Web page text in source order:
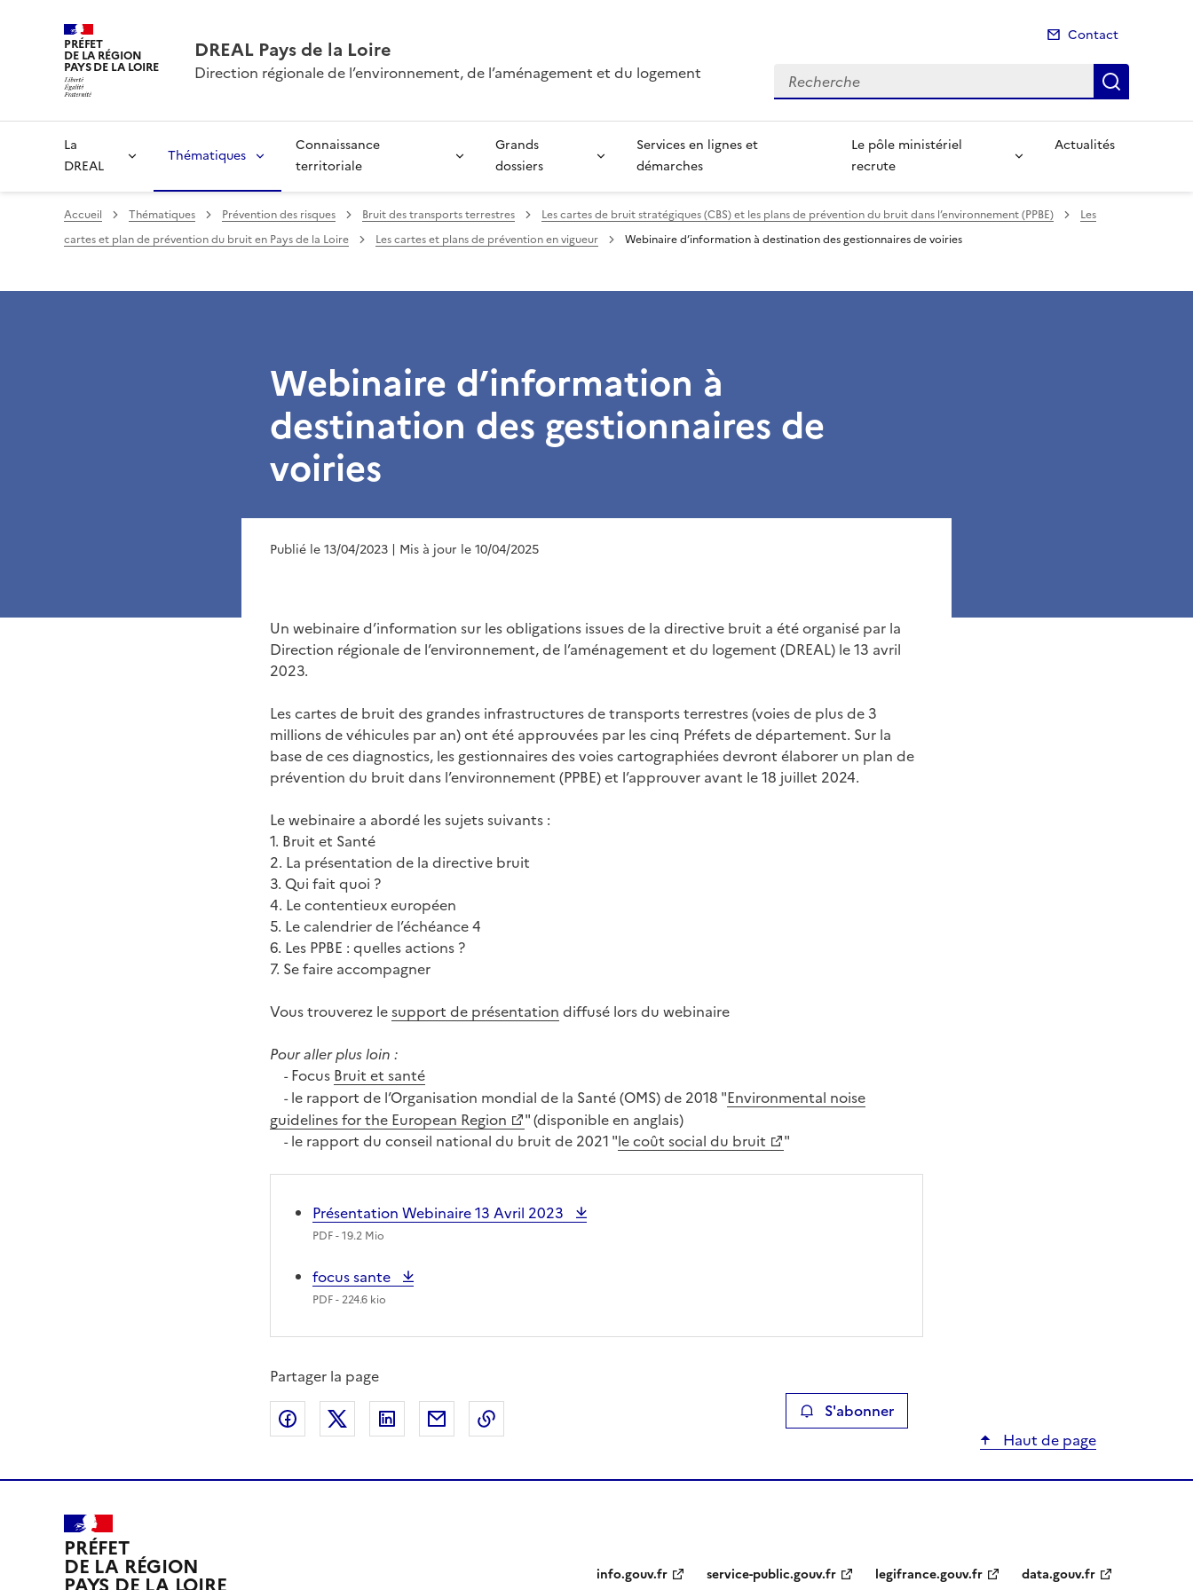
PRÉFET
DE LA RÉGION
PAYS DE LA LOIRE
DREAL Pays de la Loire
Direction régionale de l’environnement, de l’aménagement et du logement
Contact
Recherche
La
DREAL
Thématiques
Connaissance
territoriale
Grands
dossiers
Services en lignes et
démarches
Le pôle ministériel
recrute
Actualités
Accueil Thématiques Prévention des risques Bruit des transports terrestres Les cartes de bruit stratégiques (CBS) et les plans de prévention du bruit dans l’environnement (PPBE)
Les
cartes et plan de prévention du bruit en Pays de la Loire
Les cartes et plans de prévention en vigueur Webinaire d’information à destination des gestionnaires de voiries
Webinaire d’information à
destination des gestionnaires de
voiries
Publié le 13/04/2023 | Mis à jour le 10/04/2025
Un webinaire d’information sur les obligations issues de la directive bruit a été organisé par la
Direction régionale de l’environnement, de l’aménagement et du logement (DREAL) le 13 avril
2023.
Les cartes de bruit des grandes infrastructures de transports terrestres (voies de plus de 3
millions de véhicules par an) ont été approuvées par les cinq Préfets de département. Sur la
base de ces diagnostics, les gestionnaires des voies cartographiées devront élaborer un plan de
prévention du bruit dans l’environnement (PPBE) et l’approuver avant le 18 juillet 2024.
Le webinaire a abordé les sujets suivants :
1. Bruit et Santé
2. La présentation de la directive bruit
3. Qui fait quoi ?
4. Le contentieux européen
5. Le calendrier de l’échéance 4
6. Les PPBE : quelles actions ?
7. Se faire accompagner
Vous trouverez lesupport de présentation diffusé lors du webinaire
Pour aller plus loin :
-Focus Bruit et santé
-le rapport de l’Organisation mondial de la Santé (OMS) de 2018 "Environmental noise
guidelines for the European Region
" (disponible en anglais)
-le rapport du conseil national du bruit de 2021 "le coût social du bruit "
Présentation Webinaire 13 Avril 2023
PDF- 19.2 Mio
focus sante
PDF- 224.6 kio
Partager la page
Partager sur Facebook
Partager sur XPartager sur LinkedIn
Partager par emailCopier le lien de la page dans le presse-papier S'abonner
Haut de page
PRÉFET
DE LA RÉGION info.gouv.fr service-public.gouv.fr legifrance.gouv.fr data.gouv.fr